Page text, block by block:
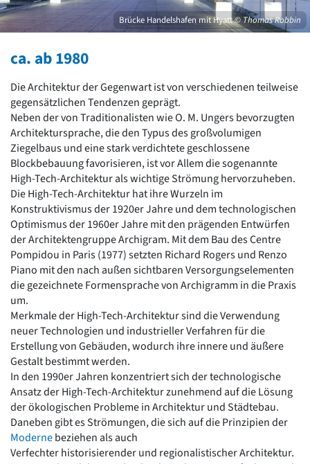
David Chipperfield
Harald Deilmann
Gottfried Böhm
Schneider von Esleben
Peter Behrens
Auszeichnung vorbildlicher Bauten NRW 2020
Big Beautiful Buildings (Großbauten der Nachkriegszeit)
Epochen
Gesamtübersicht...
Gegenwart
Postmoderne
1950er-70er Jahre
Moderne
Reformarchitektur
Jugendstil
Historismus
Klassizismus
Barock
Renaissance
Romanik
Vorromanik
Römische Antike
Über uns
Über baukunst-nrw
Fachbeirat
Freunde & Förderer
Kontakt
Impressum
Brücke Handelshafen mit Hyatt© Thomas Robbin
ca. ab 1980
Die Architektur der Gegenwart ist von verschiedenen teilweise
gegensätzlichen Tendenzen geprägt.
Neben der von Traditionalisten wie O. M. Ungers bevorzugten
Architektursprache, die den Typus des großvolumigen
Ziegelbaus und eine stark verdichtete geschlossene
Blockbebauung favorisieren, ist vor Allem die sogenannte
High-Tech-Architektur als wichtige Strömung hervorzuheben.
Die High-Tech-Architektur hat ihre Wurzeln im
Konstruktivismus der 1920er Jahre und dem technologischen
Optimismus der 1960er Jahre mit den prägenden Entwürfen
der Architektengruppe Archigram. Mit dem Bau des Centre
Pompidou in Paris (1977) setzten Richard Rogers und Renzo
Piano mit den nach außen sichtbaren Versorgungselementen
die gezeichnete Formensprache von Archigramm in die Praxis
um.
Merkmale der High-Tech-Architektur sind die Verwendung
neuer Technologien und industrieller Verfahren für die
Erstellung von Gebäuden, wodurch ihre innere und äußere
Gestalt bestimmt werden.
In den 1990er Jahren konzentriert sich der technologische
Ansatz der High-Tech-Architektur zunehmend auf die Lösung
der ökologischen Probleme in Architektur und Städtebau.
Daneben gibt es Strömungen, die sich auf die Prinzipien der
Modernebeziehen als auch
Verfechter historisierender und regionalistischer Architektur.